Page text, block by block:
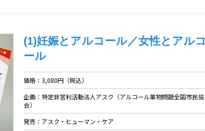
(1)妊娠とアルコール／女性とアルコ
ール
価格：3,080円（税込）
企画：特定非営利活動法人アスク（アルコール薬物問題全国市民協
会）
発売：アスク・ヒューマン・ケア